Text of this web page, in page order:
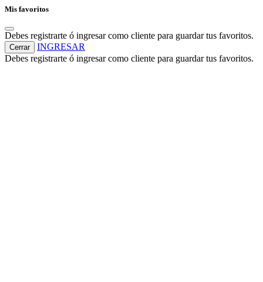
Mis favoritos
Debes registrarte ó ingresar como cliente para guardar tus favoritos.
Cerrar
INGRESAR
Debes registrarte ó ingresar como cliente para guardar tus favoritos.